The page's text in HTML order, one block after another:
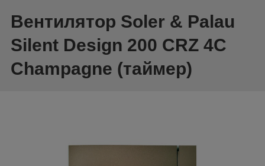
Вентилятор Soler & Palau
Silent Design 200 CRZ 4C
Champagne (таймер)